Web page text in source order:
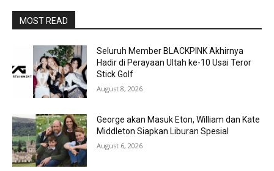
MOST READ
Seluruh Member BLACKPINK Akhirnya
Hadir di Perayaan Ultah ke-10 Usai Teror
Stick Golf
August 8, 2026
George akan Masuk Eton, William dan Kate
Middleton Siapkan Liburan Spesial
August 6, 2026